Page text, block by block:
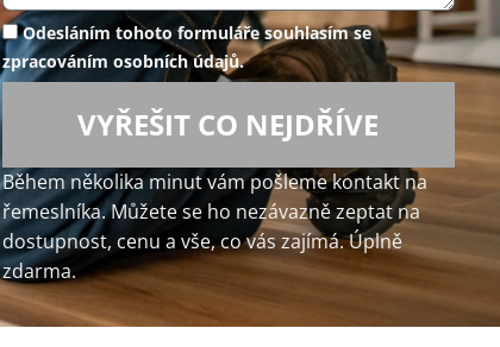
Odesláním tohoto formuláře souhlasím se
zpracováním osobních údajů.
VYŘEŠIT CO NEJDŘÍVE
Během několika minut vám pošleme kontakt na
řemeslníka. Můžete se ho nezávazně zeptat na
dostupnost, cenu a vše, co vás zajímá. Úplně
zdarma.